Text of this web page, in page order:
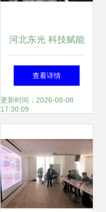
河北东光 科技赋能
打造高质量产品，
抢占国际市场新机
查看详情
更新时间：2026-08-08
17:30:09